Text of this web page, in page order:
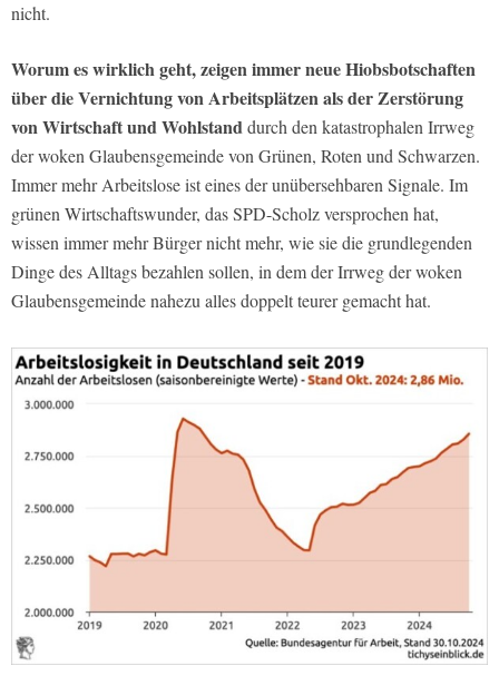
nicht.
Worum es wirklich geht, zeigen immer neue Hiobsbotschaften
über die Vernichtung von Arbeitsplätzen als der Zerstörung
von Wirtschaft und Wohlstanddurch den katastrophalen Irrweg
der woken Glaubensgemeinde von Grünen, Roten und Schwarzen.
Immer mehr Arbeitslose ist eines der unübersehbaren Signale. Im
grünen Wirtschaftswunder, das SPD-Scholz versprochen hat,
wissen immer mehr Bürger nicht mehr, wie sie die grundlegenden
Dinge des Alltags bezahlen sollen, in dem der Irrweg der woken
Glaubensgemeinde nahezu alles doppelt teurer gemacht hat.